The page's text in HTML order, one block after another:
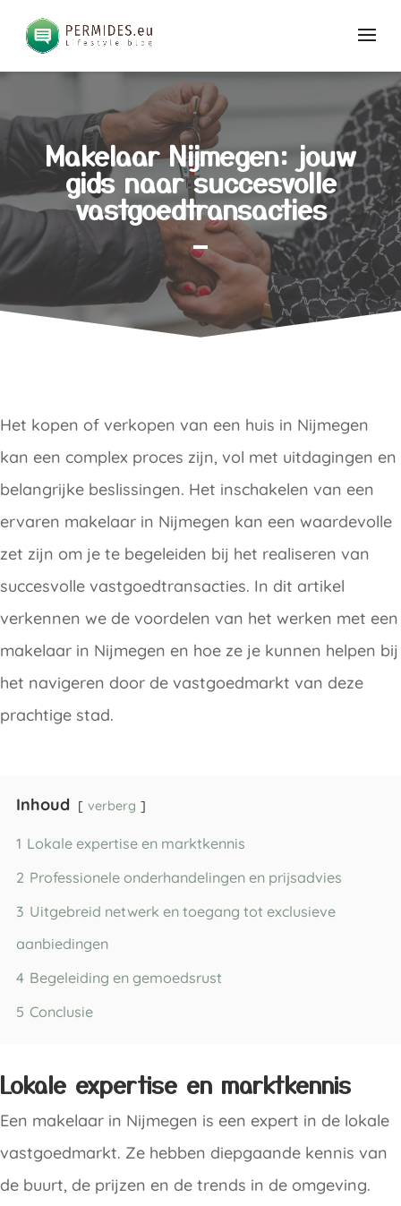
Makelaar Nijmegen: jouw
gids naar succesvolle
vastgoedtransacties
Het kopen of verkopen van een huis in Nijmegen
kan een complex proces zijn, vol met uitdagingen en
belangrijke beslissingen. Het inschakelen van een
ervaren makelaar in Nijmegen kan een waardevolle
zet zijn om je te begeleiden bij het realiseren van
succesvolle vastgoedtransacties. In dit artikel
verkennen we de voordelen van het werken met een
makelaar in Nijmegen en hoe ze je kunnen helpen bij
het navigeren door de vastgoedmarkt van deze
prachtige stad.
Inhoud verberg
1 Lokale expertise en marktkennis
2 Professionele onderhandelingen en prijsadvies
3 Uitgebreid netwerk en toegang tot exclusieve
aanbiedingen
4 Begeleiding en gemoedsrust
5 Conclusie
Lokale expertise en marktkennis
Een makelaar in Nijmegen is een expert in de lokale
vastgoedmarkt. Ze hebben diepgaande kennis van
de buurt, de prijzen en de trends in de omgeving.